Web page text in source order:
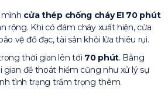
cửa thép chống cháy EI 70 phút
rộng. Khi có đám cháy xuất hiện, cửa
vệ đồ đạc, tài sản khỏi lửa thiêu rụi.
thời gian lên tới 70 phút. Bằng
gian để thoát hiểm cũng như xử lý sự
tình trạng trầm trọng thêm.